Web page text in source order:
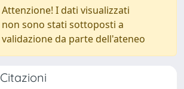
Attenzione! I dati visualizzati
non sono stati sottoposti a
validazione da parte dell'ateneo
Citazioni